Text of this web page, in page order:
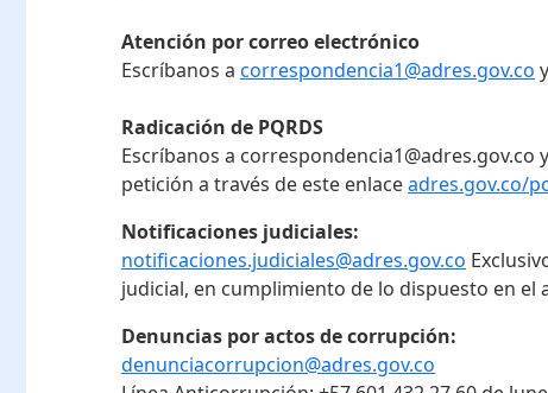
Atención por correo electrónico
Escríbanos a correspondencia1@adres.gov.co y
Radicación de PQRDS
Escríbanos a
petición a través de este enlaceadres.gov.co/
Notificaciones judiciales:
notificaciones.judiciales@adres.gov.co
judicial, en cumplimiento de lo dispuesto en el
Denuncias por actos de corrupción:
denunciacorrupcion@adres.gov.co